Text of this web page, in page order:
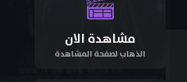
مشاهدة الان
الذهاب لصفحة المشاهدة